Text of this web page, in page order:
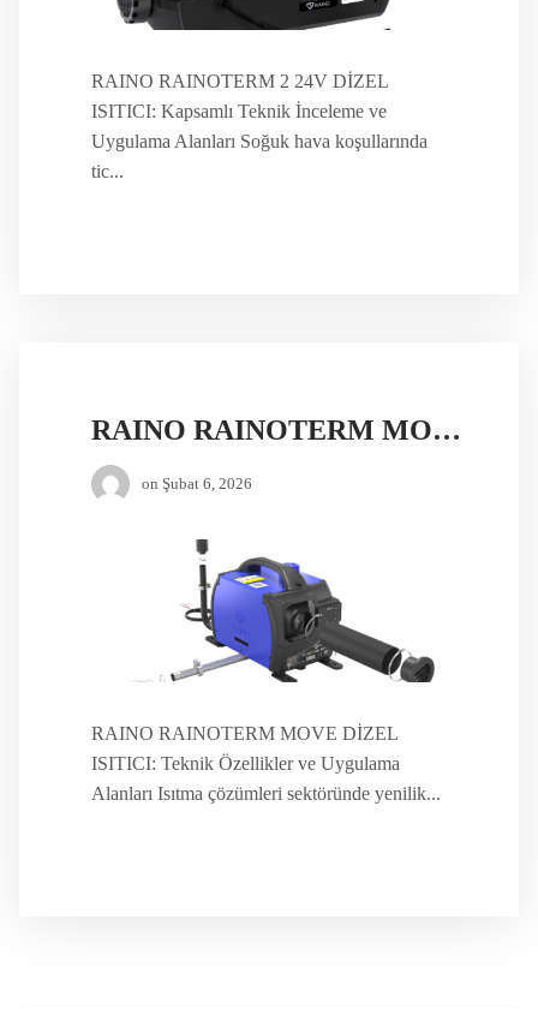
RAINO RAINOTERM 2 24V DİZEL
ISITICI: Kapsamlı Teknik İnceleme ve
Uygulama Alanları Soğuk hava koşullarında
tic...
RAINO RAINOTERM MOVE DİZEL ISITICI
on Şubat 6, 2026
RAINO RAINOTERM MOVE DİZEL
ISITICI: Teknik Özellikler ve Uygulama
Alanları Isıtma çözümleri sektöründe yenilik...